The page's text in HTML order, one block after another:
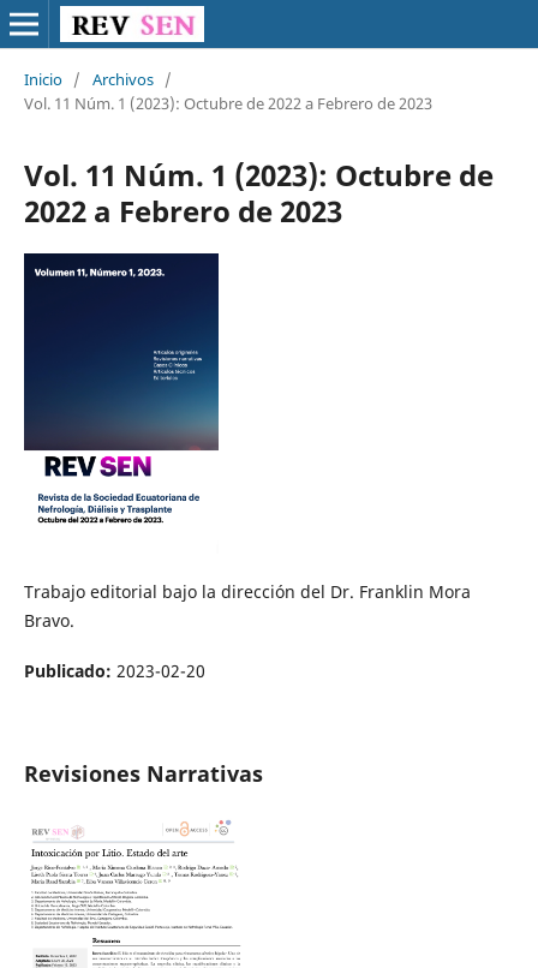
Inicio / Archivos /
Vol. 11 Núm. 1 (2023): Octubre de 2022 a Febrero de 2023
Vol. 11 Núm. 1 (2023): Octubre de
2022 a Febrero de 2023
Trabajo editorial bajo la dirección del Dr. Franklin Mora
Bravo.
Publicado: 2023-02-20
Revisiones Narrativas